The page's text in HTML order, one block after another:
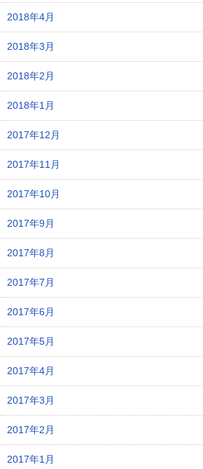
2018年4月
2018年3月
2018年2月
2018年1月
2017年12月
2017年11月
2017年10月
2017年9月
2017年8月
2017年7月
2017年6月
2017年5月
2017年4月
2017年3月
2017年2月
2017年1月